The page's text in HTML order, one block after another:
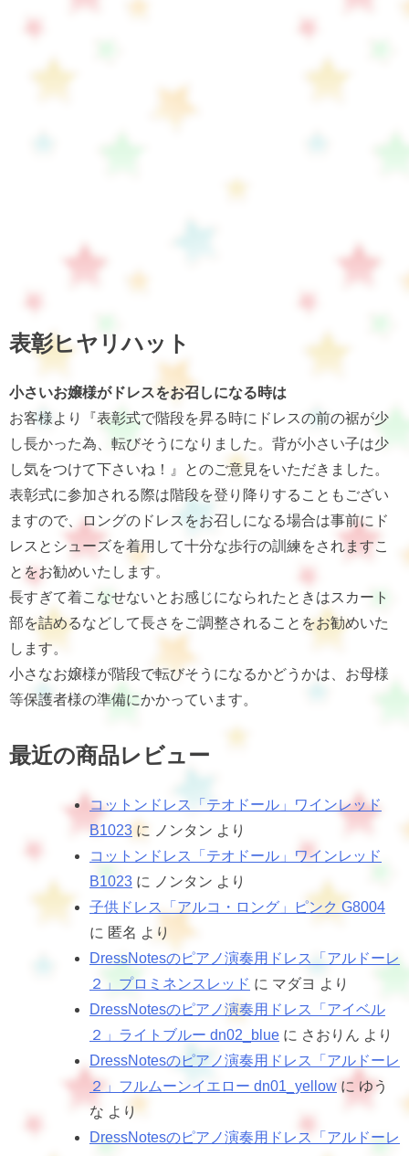
表彰ヒヤリハット
小さいお嬢様がドレスをお召しになる時は
お客様より『表彰式で階段を昇る時にドレスの前の裾が少
し長かった為、転びそうになりました。背が小さい子は少
し気をつけて下さいね！』とのご意見をいただきました。
表彰式に参加される際は階段を登り降りすることもござい
ますので、ロングのドレスをお召しになる場合は事前にド
レスとシューズを着用して十分な歩行の訓練をされますこ
とをお勧めいたします。
長すぎて着こなせないとお感じになられたときはスカート
部を詰めるなどして長さをご調整されることをお勧めいた
します。
小さなお嬢様が階段で転びそうになるかどうかは、お母様
等保護者様の準備にかかっています。
最近の商品レビュー
コットンドレス「テオドール」ワインレッド
B1023 に ノンタン より
コットンドレス「テオドール」ワインレッド
B1023 に ノンタン より
子供ドレス「アルコ・ロング」ピンク G8004
に 匿名 より
DressNotesのピアノ演奏用ドレス「アルドーレ
２」プロミネンスレッド に マダヨ より
DressNotesのピアノ演奏用ドレス「アイベル
２」ライトブルー dn02_blue に さおりん より
DressNotesのピアノ演奏用ドレス「アルドーレ
２」フルムーンイエロー dn01_yellow に ゆう
な より
DressNotesのピアノ演奏用ドレス「アルドーレ